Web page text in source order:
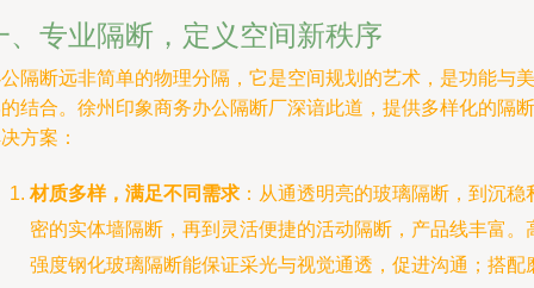
、专业隔断，定义空间新秩序
隔断远非简单的物理分隔，它是空间规划的艺术，是功能与美
结合。徐州印象商务办公隔断厂深谙此道，提供多样化的隔断
方案：
材质多样，满足不同需求 ：从通透明亮的玻璃隔断，到沉稳
密的实体墙隔断，再到灵活便捷的活动隔断，产品线丰富。
强度钢化玻璃隔断能保证采光与视觉通透，促进沟通；搭配